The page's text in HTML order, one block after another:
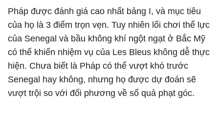
Pháp được đánh giá cao nhất bảng I, và mục tiêu
của họ là 3 điểm trọn vẹn. Tuy nhiên lối chơi thể lực
của Senegal và bầu không khí ngột ngạt ở Bắc Mỹ
có thể khiến nhiệm vụ của Les Bleus không dễ thực
hiện. Chưa biết là Pháp có thể vượt khó trước
Senegal hay không, nhưng họ được dự đoán sẽ
vượt trội so với đối phương về số quả phạt góc.